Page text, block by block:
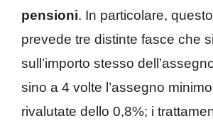
pensioni. In particolare,
prevede tre distinte fasce che
sull’importo stesso
sino a 4 volte l’assegno
rivalutate dello 0,8%; i